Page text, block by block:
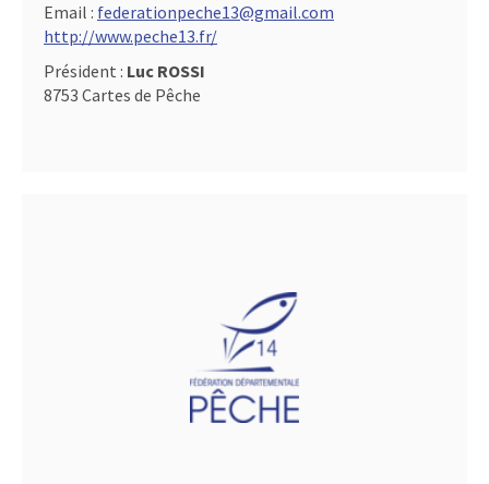
Email : federationpeche13@gmail.com
http://www.peche13.fr/
Président : Luc ROSSI
8753 Cartes de Pêche